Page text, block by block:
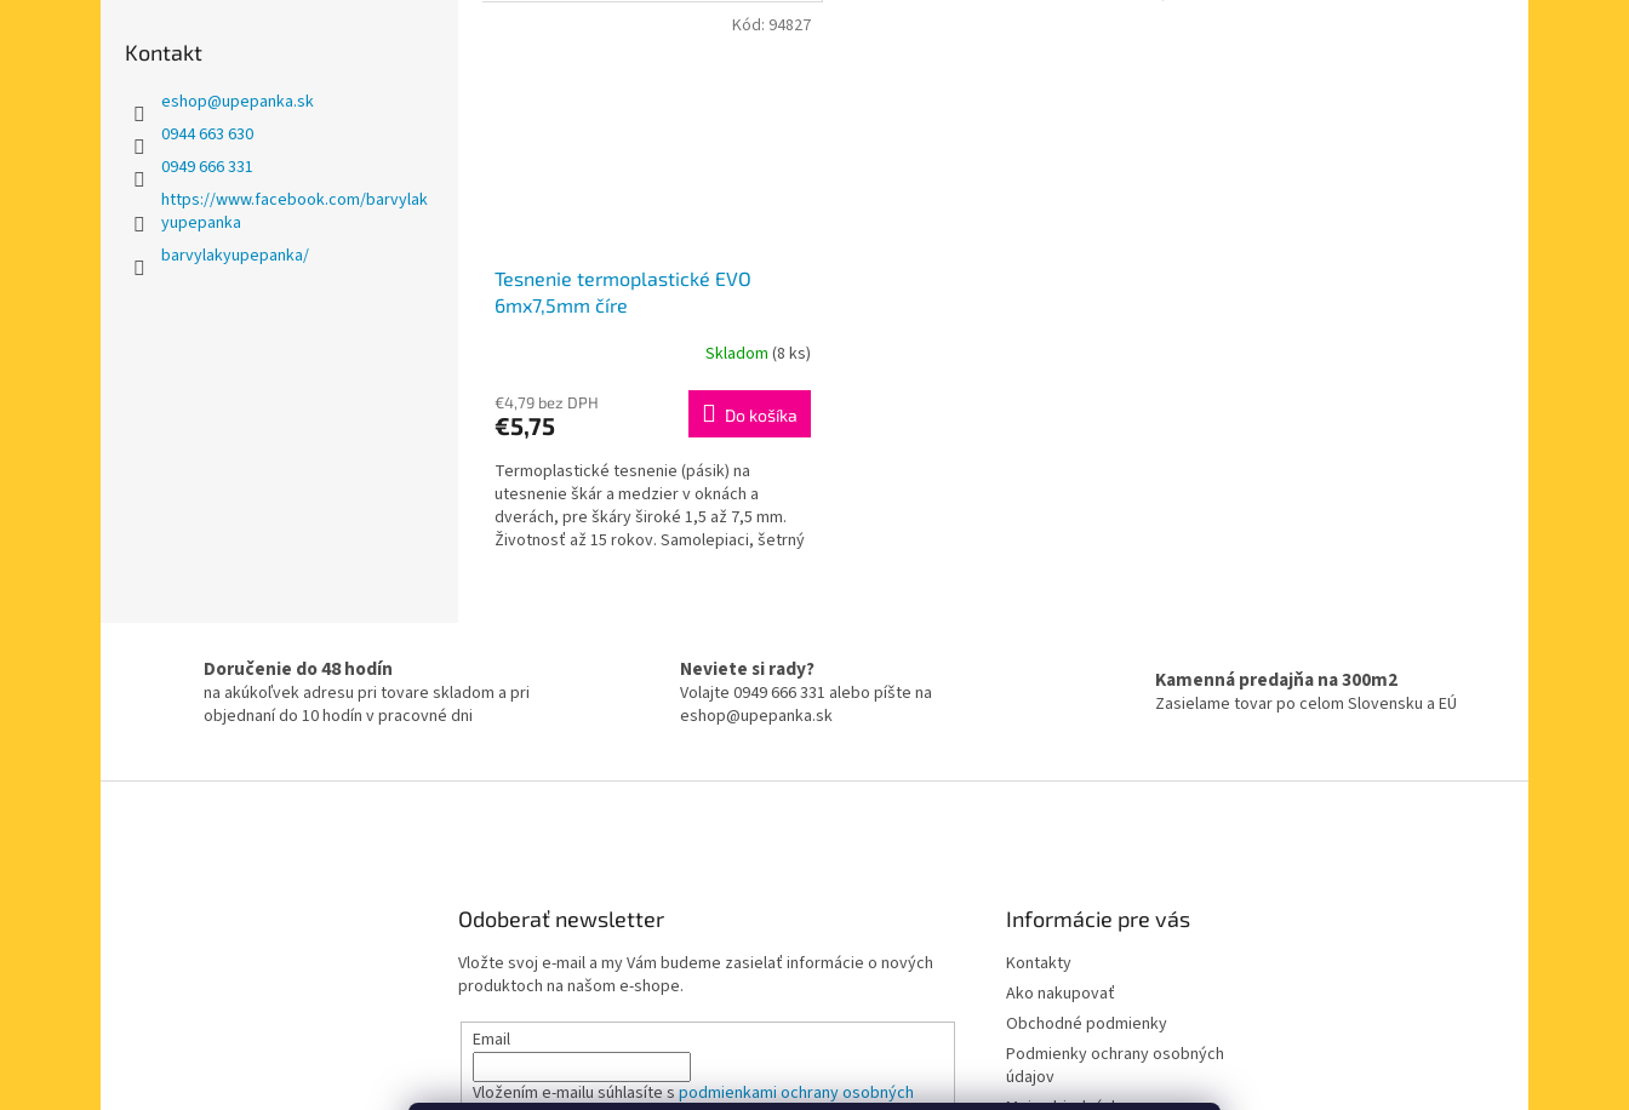
Kontakt
eshop@upepanka.sk
0944 663 630
0949 666 331
https://www.facebook.com/barvylak
yupepanka
barvylakyupepanka/
Tesnenie termoplastické EVO
6mx7,5mm číre
Skladom (8 ks)
€4,79 bez DPH
€5,75 Do košíka
Termoplastické tesnenie (pásik) na
utesnenie škár a medzier v oknách a
dverách, pre škáry široké 1,5 až 7,5 mm.
Životnosť až 15 rokov. Samolepiaci, šetrný
Kód: 94827
e
Doručenie do 48 hodín
na akúkoľvek adresu pri tovare skladom a pri
objednaní do 10 hodín v pracovné dni
Neviete si rady?
Volajte 0949 666 331 alebo píšte na
eshop@upepanka.sk
Kamenná predajňa na 300m2
Zasielame tovar po celom Slovensku a EÚ
Odoberať newsletter
Vložte svoj e-mail a my Vám budeme zasielať informácie o nových
produktoch na našom e-shope.
Email
Vložením e-mailu súhlasíte spodmienkami ochrany osobných
Informácie pre vás
Kontakty
Ako nakupovať
Obchodné podmienky
Podmienky ochrany osobných
údajov